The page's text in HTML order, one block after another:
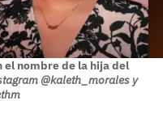
el nombre de la hija del
@kaleth_morales y